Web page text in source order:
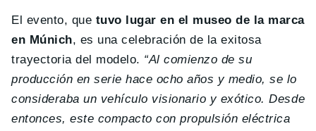
El evento, que tuvo lugar en el museo de la marca
en Múnich, es una celebración de la exitosa
trayectoria del modelo. “Al comienzo de su
producción en serie hace ocho años y medio, se lo
consideraba un vehículo visionario y exótico. Desde
entonces, este compacto con propulsión eléctrica